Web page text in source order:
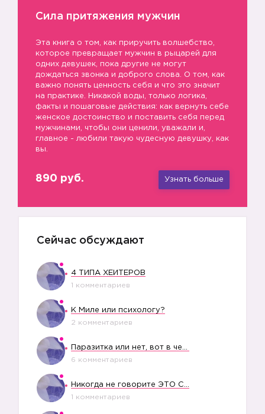
👹
Сила притяжения мужчин
Эта книга о том, как приручить волшебство,
которое превращает мужчин в рыцарей для
одних девушек, пока другие не могут
дождаться звонка и доброго слова. О том, как
важно понять ценность себя и что это значит
на практике. Никакой воды, только логика,
факты и пошаговые действия: как вернуть себе
женское достоинство и поставить себя перед
мужчинами, чтобы они ценили, уважали и,
главное - любили такую чудесную девушку, как
вы.
890 руб. Узнать больше
Сейчас обсуждают
4 ТИПА ХЕЙТЕРОВ
1 комментариев
К Миле или психологу?
2 комментариев
6 комментариев
1 комментариев